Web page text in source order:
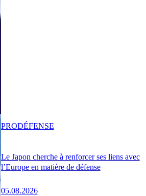
Le Japon cherche à renforcer ses liens avec
l’Europe en matière de défense
05.08.2026
PRODÉFENSE